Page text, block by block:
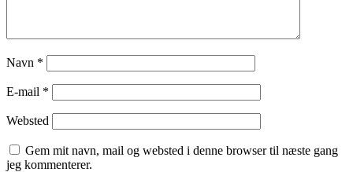
Navn *
E-mail *
Websted
Gem mit navn, mail og websted i denne browser til næste gang
jeg kommenterer.